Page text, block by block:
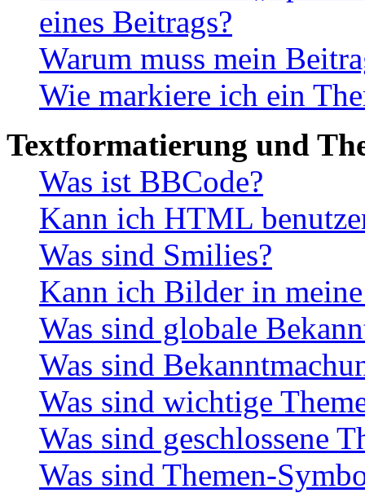
eines Beitrags?
Warum muss mein
Wie markiere ich ein
Textformatierung und
Was ist BBCode?
Kann ich HTML
Was sind Smilies?
Kann ich Bilder in
Was sind globale
Was sind
Was sind wichtige
Was sind geschlossene
Was sind Themen-